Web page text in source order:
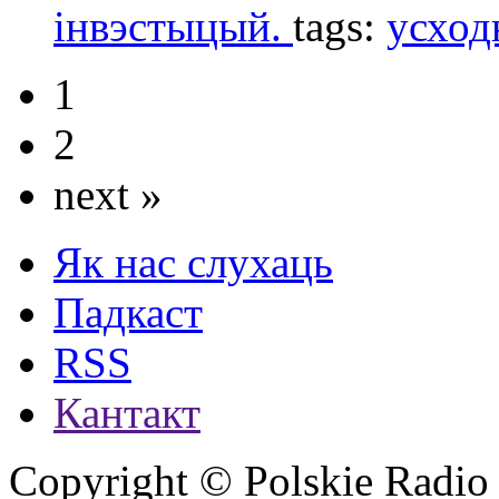
інвэстыцый. tags:
1
2
next »
Як нас слухаць
Падкаст
RSS
Кантакт
Copyright © Polskie